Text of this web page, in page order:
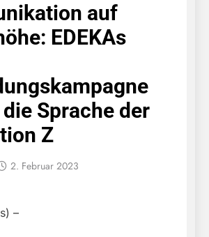
auf
EDEKAs
Sprache der
Z
2. Februar 2023
–